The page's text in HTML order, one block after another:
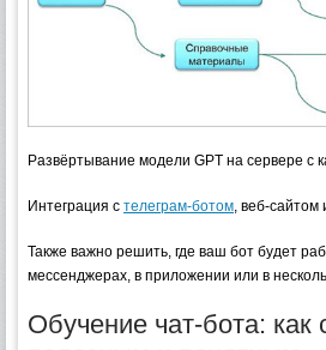
Развёртывание модели GPT на сервере с
Интеграция с телеграм-ботом, веб-сайтом
Также важно решить, где ваш бот будет
мессенджерах, в приложении или в
Обучение чат-бота: как